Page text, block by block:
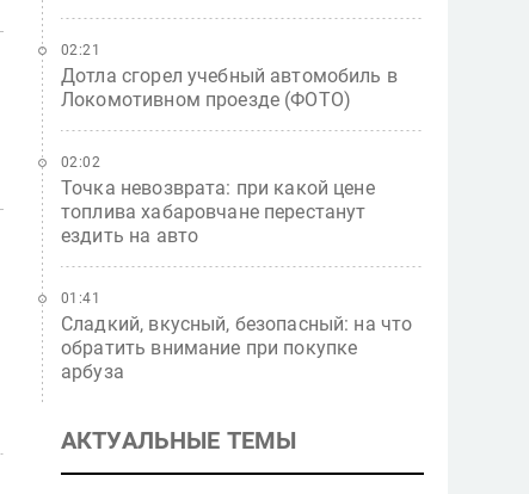
Дотла сгорел учебный автомобиль в
Локомотивном проезде (ФОТО)
02:21
Точка невозврата: при какой цене
топлива хабаровчане перестанут
ездить на авто
02:02
Сладкий, вкусный, безопасный: на что
обратить внимание при покупке
арбуза
01:41
АКТУАЛЬНЫЕ ТЕМЫ